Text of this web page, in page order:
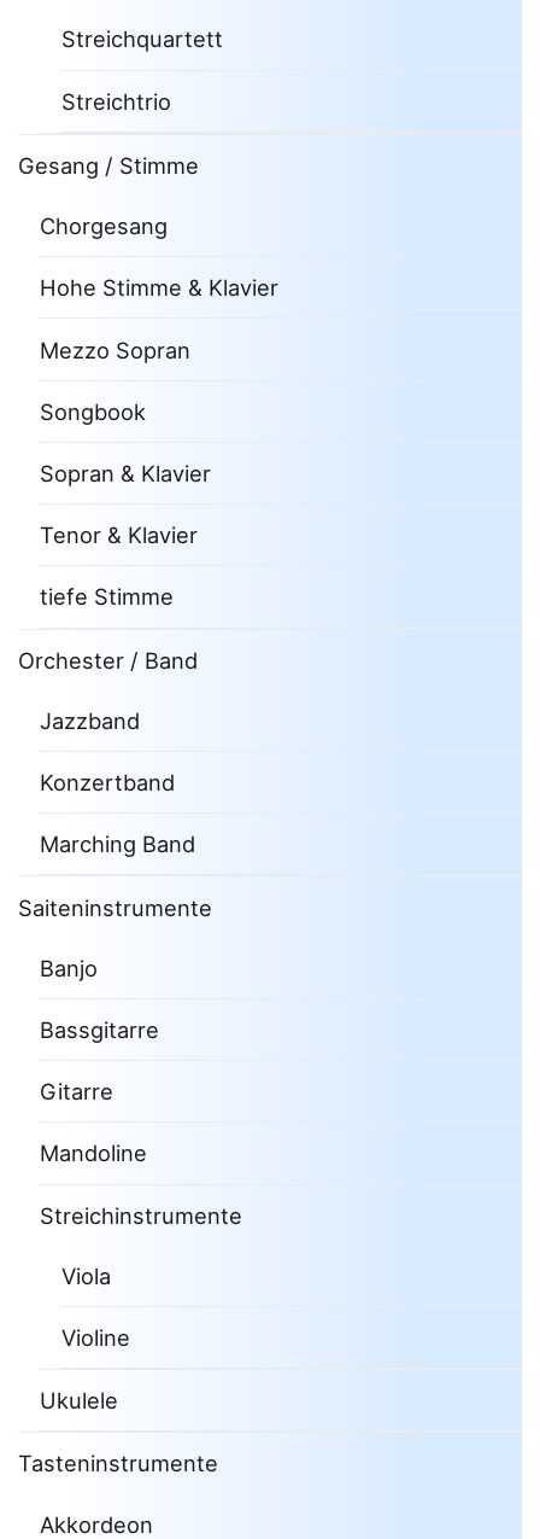
Streichquartett
Streichtrio
Gesang / Stimme
Chorgesang
Hohe Stimme & Klavier
Mezzo Sopran
Songbook
Sopran & Klavier
Tenor & Klavier
tiefe Stimme
Orchester / Band
Jazzband
Konzertband
Marching Band
Saiteninstrumente
Banjo
Bassgitarre
Gitarre
Mandoline
Streichinstrumente
Viola
Violine
Ukulele
Tasteninstrumente
Akkordeon